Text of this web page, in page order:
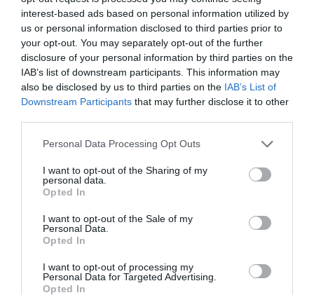
interest-based ads based on personal information utilized by
us or personal information disclosed to third parties prior to
your opt-out. You may separately opt-out of the further
disclosure of your personal information by third parties on the
IAB’s list of downstream participants. This information may
also be disclosed by us to third parties on the IAB’s List of
Downstream Participants that may further disclose it to other
Personal Data Processing Opt Outs
I want to opt-out of the Sharing of my
personal data.
Opted In
I want to opt-out of the Sale of my
Personal Data.
Opted In
I want to opt-out of processing my
Personal Data for Targeted Advertising.
Opted In
Grup Mediapro amplía el acuerdo de
comercialización de la Chinese Professional
Football League